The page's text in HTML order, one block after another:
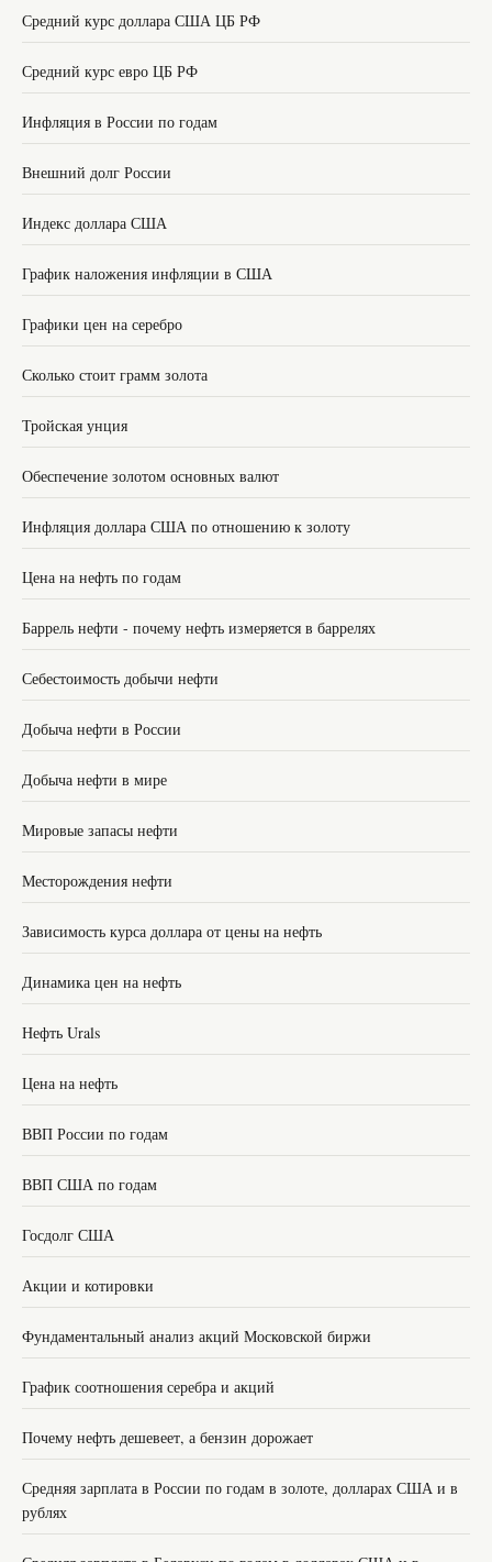
Средний курс доллара США ЦБ РФ
Средний курс евро ЦБ РФ
Инфляция в России по годам
Внешний долг России
Индекс доллара США
График наложения инфляции в США
Графики цен на серебро
Сколько стоит грамм золота
Тройская унция
Обеспечение золотом основных валют
Инфляция доллара США по отношению к золоту
Цена на нефть по годам
Баррель нефти - почему нефть измеряется в баррелях
Себестоимость добычи нефти
Добыча нефти в России
Добыча нефти в мире
Мировые запасы нефти
Месторождения нефти
Зависимость курса доллара от цены на нефть
Динамика цен на нефть
Нефть Urals
Цена на нефть
ВВП России по годам
ВВП США по годам
Госдолг США
Акции и котировки
Фундаментальный анализ акций Московской биржи
График соотношения серебра и акций
Почему нефть дешевеет, а бензин дорожает
Средняя зарплата в России по годам в золоте, долларах США и в
рублях